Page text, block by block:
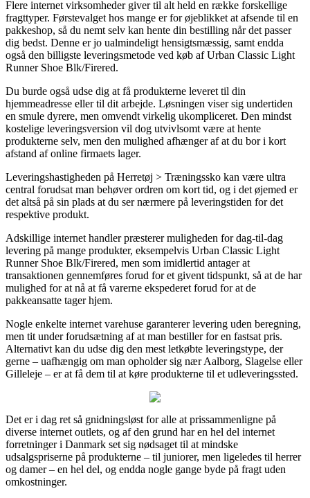
Flere internet virksomheder giver til alt held en række forskellige
fragttyper. Førstevalget hos mange er for øjeblikket at afsende til en
pakkeshop, så du nemt selv kan hente din bestilling når det passer
dig bedst. Denne er jo ualmindeligt hensigtsmæssig, samt endda
også den billigste leveringsmetode ved køb af Urban Classic Light
Runner Shoe Blk/Firered.
Du burde også udse dig at få produkterne leveret til din
hjemmeadresse eller til dit arbejde. Løsningen viser sig undertiden
en smule dyrere, men omvendt virkelig ukompliceret. Den mindst
kostelige leveringsversion vil dog utvivlsomt være at hente
produkterne selv, men den mulighed afhænger af at du bor i kort
afstand af online firmaets lager.
Leveringshastigheden på Herretøj > Træningssko kan være ultra
central forudsat man behøver ordren om kort tid, og i det øjemed er
det altså på sin plads at du ser nærmere på leveringstiden for det
respektive produkt.
Adskillige internet handler præsterer muligheden for dag-til-dag
levering på mange produkter, eksempelvis Urban Classic Light
Runner Shoe Blk/Firered, men som imidlertid antager at
transaktionen gennemføres forud for et givent tidspunkt, så at de har
mulighed for at nå at få varerne ekspederet forud for at de
pakkeansatte tager hjem.
Nogle enkelte internet varehuse garanterer levering uden beregning,
men tit under forudsætning af at man bestiller for en fastsat pris.
Alternativt kan du udse dig den mest letkøbte leveringstype, der
gerne – uafhængig om man opholder sig nær Aalborg, Slagelse eller
Gilleleje – er at få dem til at køre produkterne til et udleveringssted.
Det er i dag ret så gnidningsløst for alle at prissammenligne på
diverse internet outlets, og af den grund har en hel del internet
forretninger i Danmark set sig nødsaget til at mindske
udsalgspriserne på produkterne – til juniorer, men ligeledes til herrer
og damer – en hel del, og endda nogle gange byde på fragt uden
omkostninger.